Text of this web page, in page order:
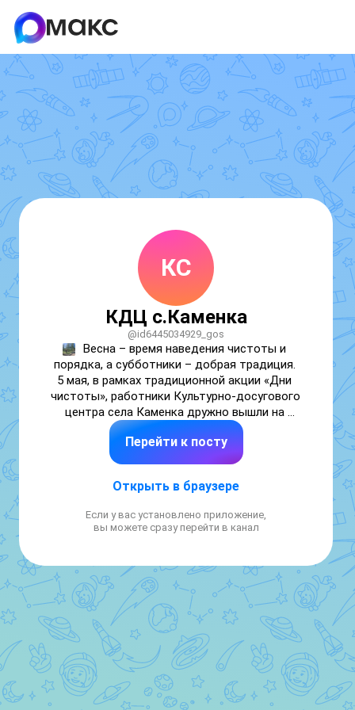
КС
КДЦ с.Каменка
@id6445034929_gos
Весна – время наведения чистоты и
порядка, а субботники – добрая традиция.
5 мая, в рамках традиционной акции «Дни
чистоты», работники Культурно-досугового
центра села Каменка дружно вышли на
уборку прилегающей территории.
Совместными усилиями за пару часов
засияла чистотой.
Перейти к посту
Открыть в браузере
Если у вас установлено приложение,
вы можете сразу перейти в канал